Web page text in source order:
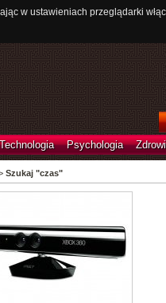
w ustawieniach przeglądarki
Psychologia
Szukaj "czas"